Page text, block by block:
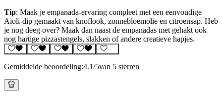
Tip: Maak je empanada-ervaring compleet met een eenvoudige
Aioli-dip gemaakt van knoflook, zonnebloemolie en citroensap. Heb
je nog deeg over? Maak dan naast de empanadas met gehakt ook
nog hartige pizzastengels, slakken of andere creatieve hapjes.
Gemiddelde beoordeling:4.1/5van 5 sterren